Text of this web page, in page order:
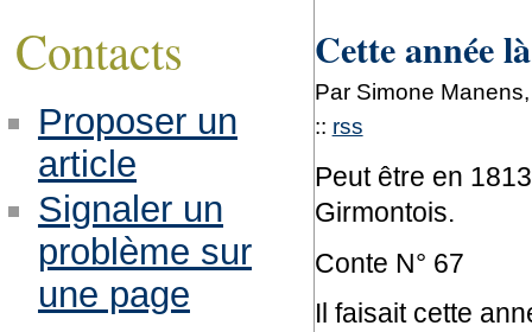
Cette année là
Par Simone
:: rss
Peut être en
Girmontois.
Conte N° 67
Il faisait cette
Contacts
Proposer un
article
Signaler un
problème sur
une page